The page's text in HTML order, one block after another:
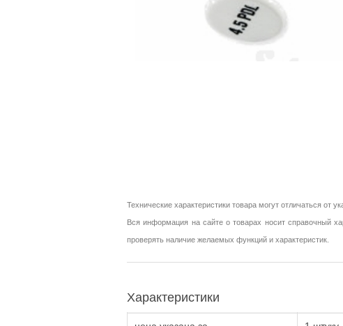
Технические характеристики товара могут отличаться от
Вся информация на сайте о товарах носит справочный
проверять наличие желаемых функций и характеристик.
Характеристики